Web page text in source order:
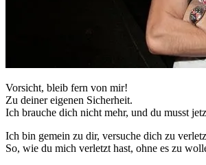
Vorsicht, bleib fern von mir!
Zu deiner eigenen Sicherheit.
Ich brauche dich nicht mehr, und du musst
Ich bin gemein zu dir, versuche dich zu
So, wie du mich verletzt hast, ohne es zu